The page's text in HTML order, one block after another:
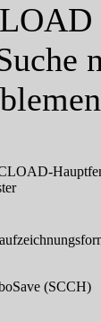
(SCCH)